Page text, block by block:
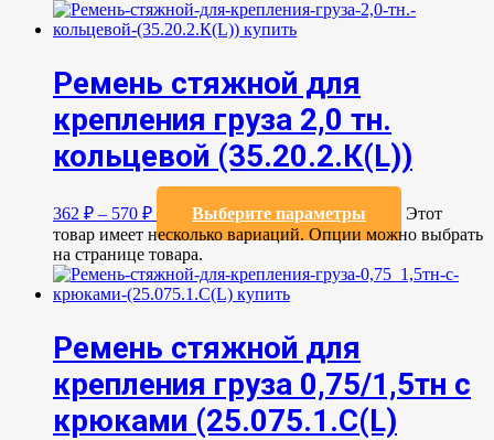
Ремень стяжной для
крепления груза 2,0 тн.
кольцевой (35.20.2.К(L))
362 ₽ – 570 ₽ Выберите параметры
Этот
товар имеет несколько вариаций. Опции можно выбрать
на странице товара.
Ремень стяжной для
крепления груза 0,75/1,5тн с
крюками (25.075.1.С(L)